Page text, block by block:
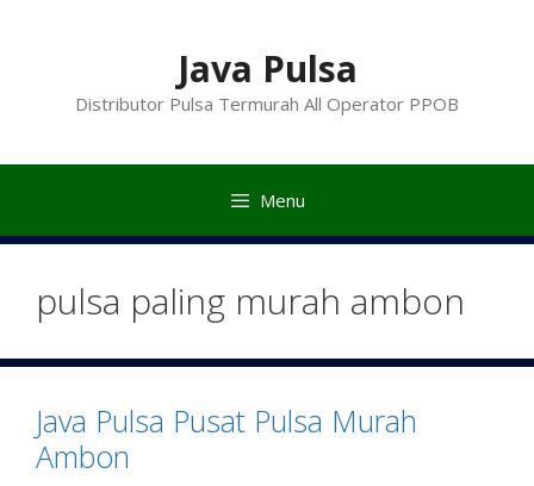
Java Pulsa
Distributor Pulsa Termurah All Operator PPOB
Menu
pulsa paling murah ambon
Java Pulsa Pusat Pulsa Murah
Ambon